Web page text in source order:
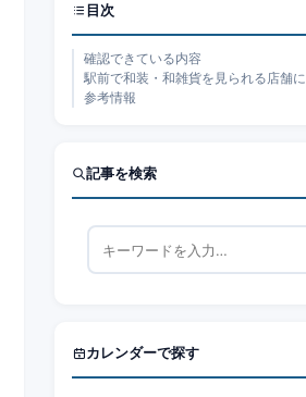
目次
確認できている内容
駅前で和装・和雑貨を見られる店舗に
参考情報
記事を検索
カレンダーで探す